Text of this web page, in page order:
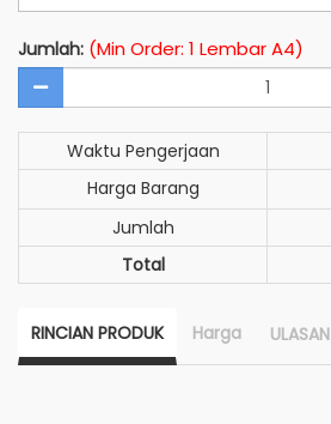
Jumlah: (Min Order: 1 Lembar A4)
Waktu Pengerjaan
Harga Barang
Jumlah
Total
RINCIAN PRODUK Harga ULASAN